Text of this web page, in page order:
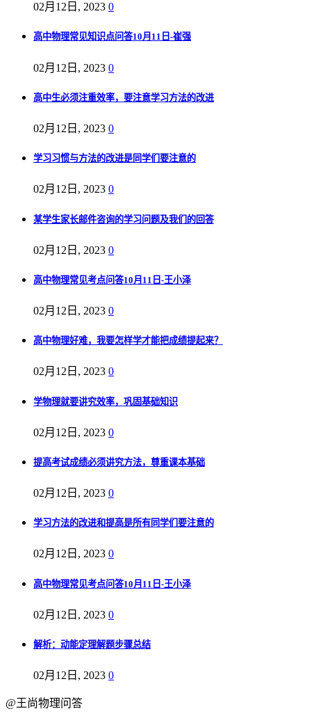
02月12日, 2023 0
高中物理常见知识点问答10月11日-崔强
02月12日, 2023 0
高中生必须注重效率，要注意学习方法的改进
02月12日, 2023 0
学习习惯与方法的改进是同学们要注意的
02月12日, 2023 0
某学生家长邮件咨询的学习问题及我们的回答
02月12日, 2023 0
高中物理常见考点问答10月11日-王小泽
02月12日, 2023 0
高中物理好难，我要怎样学才能把成绩提起来？
02月12日, 2023 0
学物理就要讲究效率，巩固基础知识
02月12日, 2023 0
提高考试成绩必须讲究方法，尊重课本基础
02月12日, 2023 0
学习方法的改进和提高是所有同学们要注意的
02月12日, 2023 0
高中物理常见考点问答10月11日-王小泽
02月12日, 2023 0
解析：动能定理解题步骤总结
02月12日, 2023 0
@王尚物理问答